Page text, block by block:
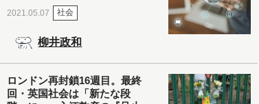
2021.05.07 社会
柳井政和
ロンドン再封鎖16週目。最終
回・英国社会は「新たな段